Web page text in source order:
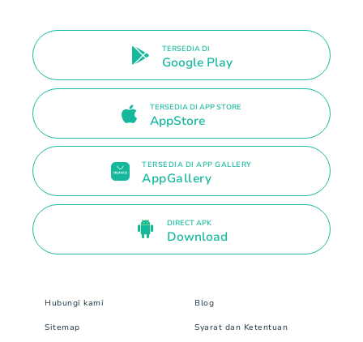
TERSEDIA DI
Google Play
TERSEDIA DI APP STORE
AppStore
TERSEDIA DI APP GALLERY
AppGallery
DIRECT APK
Download
Hubungi kami Blog
Sitemap Syarat dan Ketentuan